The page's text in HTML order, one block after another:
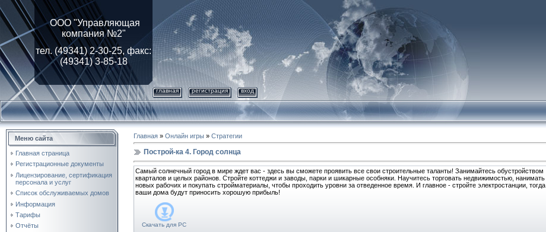
ООО "Управляющая
компания №2"
тел. (49341) 2-30-25, факс:
(49341) 3-85-18
главная регистрация вход
Меню сайта
Главная страница
Регистрационные документы
Лицензирование, cертификация
персонала и услуг
Список обслуживаемых домов
Информация
Тарифы
Отчёты
Главная » Онлайн игры » Стратегии
Построй-ка 4. Город солнца
Самый солнечный город в мире ждет вас - здесь вы сможете проявить все свои строительные таланты! Занимайтесь обустройством
кварталов и целых районов. Стройте коттеджи и заводы, парки и шикарные особняки. Научитесь торговать недвижимостью, нанимать
новых рабочих и покупать стройматериалы, чтобы проходить уровни за отведенное время. И главное - стройте электростанции, тогда
ваши дома будут приносить хорошую прибыль!
Скачать для PC